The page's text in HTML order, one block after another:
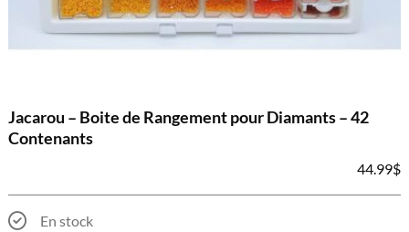
Jacarou – Boite de Rangement pour Diamants – 42
Contenants
44.99$
En stock